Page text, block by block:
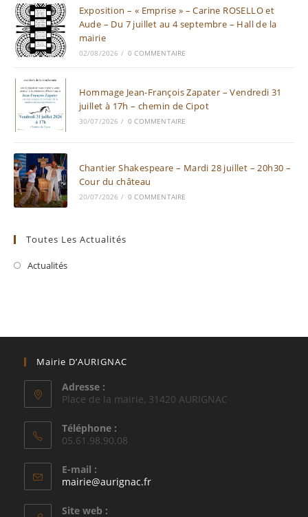
Exposition – « Emprise » – Carine ROSELLO et
Aude – Du 7 juillet au 4 septembre – Hall de la
mairie
02/08/2026 / 0 COMMENTAIRE
Hommage Jean-François Zapater – Vendredi 31
juillet à 17h – chemin de Cipot
30/07/2026 / 0 COMMENTAIRE
Chantier Shakespeare – Mardi 28 juillet – 20h30 –
Cour du château
20/07/2026 / 0 COMMENTAIRE
Toutes Les Actualités
Actualités
Mairie D’AURIGNAC
Adresse :
Place de la mairie, 31420 AURIGNAC
Téléphone :
05.61.98.90.08
E-mail :
mairie@aurignac.frS’ouvre
Site web :